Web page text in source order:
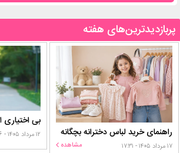
پربازدیدترین‌های هفته
راهنمای خرید لباس دخترانه بچگانه
۱۷ مرداد ۱۴۰۵ - ۱۷:۳۱ مشاهده
۱۲ مرداد ۱۴۰۵ - ۱۴:۱۶